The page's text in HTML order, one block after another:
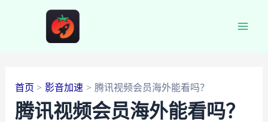
首页 影音加速 腾讯视频会员海外能看吗？
腾讯视频会员海外能看吗？